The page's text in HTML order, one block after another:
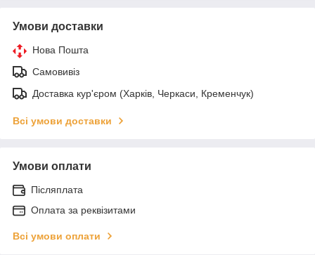
Умови доставки
Нова Пошта
Самовивіз
Доставка кур'єром (Харків, Черкаси, Кременчук)
Всі умови доставки
Умови оплати
Післяплата
Оплата за реквізитами
Всі умови оплати